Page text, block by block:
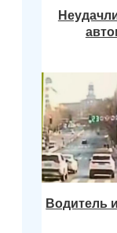
Водитель